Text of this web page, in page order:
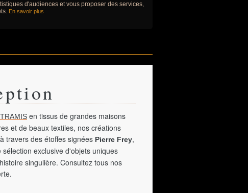
d'audiences et vous proposer des services,
En savoir plus
en tissus de grandes maisons
et de beaux textiles, nos créations
travers des étoffes signées Pierre Frey,
sélection exclusive d'objets uniques
singulière. Consultez tous nos